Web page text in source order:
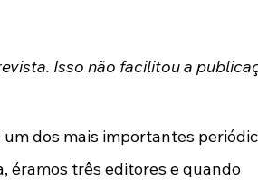
Isso não facilitou a
um dos mais importantes
éramos três editores e quando